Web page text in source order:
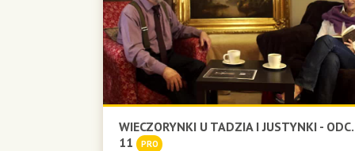
WIECZORYNKI U TADZIA I JUSTYNKI - ODC.
11
PRO